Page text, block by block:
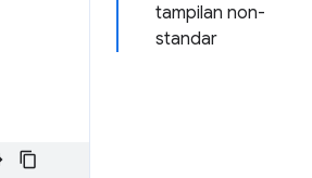
tampilan non-
standar